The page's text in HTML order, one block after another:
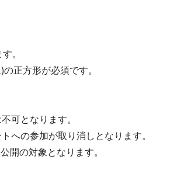
。
正方形が必須です。
可となります。
への参加が取り消しとなります。
開の対象となります。